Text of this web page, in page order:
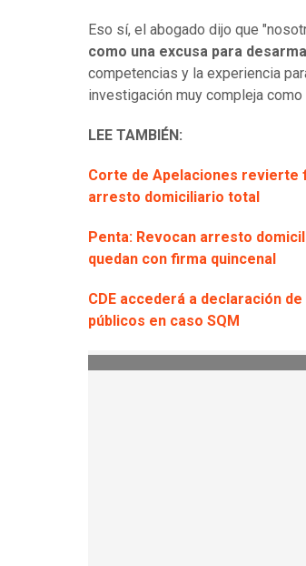
Eso sí, el abogado dijo que
como una excusa para
competencias y la experiencia
investigación muy compleja como
LEE TAMBIÉN:
Corte de Apelaciones revierte
arresto domiciliario total
Penta: Revocan arresto
quedan con firma quincenal
CDE accederá a declaración
públicos en caso SQM